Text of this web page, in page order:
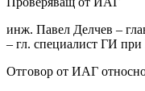
инж. Павел Делчев –
– гл. специалист ГИ
Отговор от ИАГ